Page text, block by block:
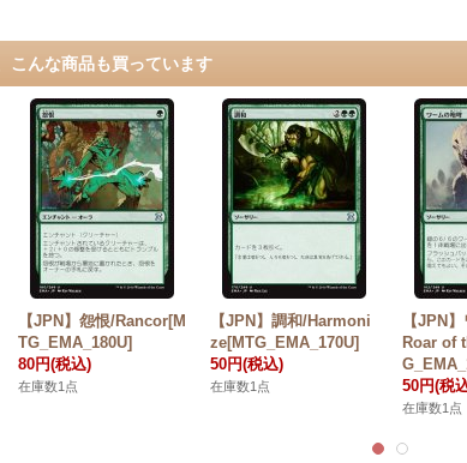
こんな商品も買っています
【JPN】怨恨/Rancor[M
TG_EMA_180U]
80円(税込)
在庫数1点
【JPN】調和/Harmoni
ze[MTG_EMA_170U]
50円(税込)
在庫数1点
【JPN
Roar of
50円(税
在庫数1点